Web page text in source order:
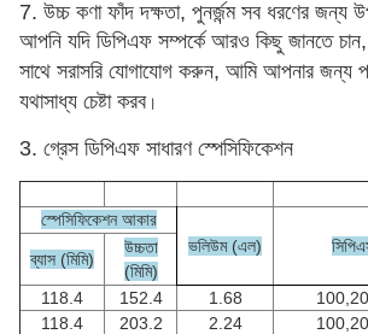
7. উচ্চ কণা ফাঁদ দক্ষতা, পুনর্জন্ম সব ধরণের জন্য
আপনি যদি ডিপিএফ সম্পর্কে আরও কিছু জানতে
সাথে সরাসরি যোগাযোগ করুন, আমি আপনার জন্য
যথাসাধ্য চেষ্টা করব ।
3. গ্রেস ডিপিএফ সাধারণ স্পেসিফিকেশন
স্পেসিফিকেশন আকার
ভলিউম (এল)
ব্যাস (মিমি)
উচ্চতা
(মিমি)
118.4
152.4 1.68
118.4
203.2 2.24